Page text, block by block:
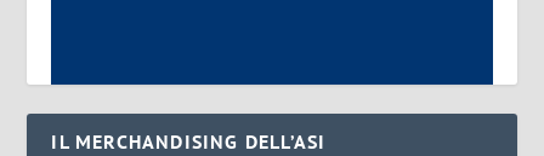
IL MERCHANDISING DELL’ASI